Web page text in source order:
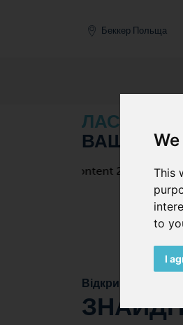
This
to
I
Беккер Польща
ЛАСКАВО
ВАШ
МИ
ЗРОБИТИ
Відкрийте наш